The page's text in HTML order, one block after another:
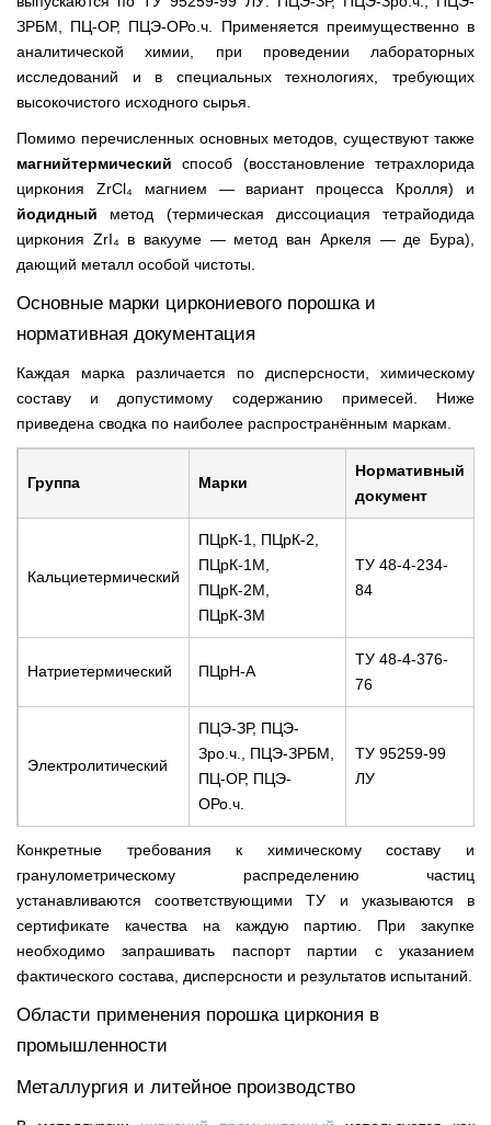
ЗРБМ, ПЦ-ОР, ПЦЭ-ОРо.ч. Применяется преимущественно в
аналитической химии, при проведении лабораторных
исследований и в специальных технологиях, требующих
высокочистого исходного сырья.
Помимо перечисленных основных методов, существуют также
магнийтермический способ (восстановление тетрахлорида
циркония ZrCl₄ магнием — вариант процесса Кролля) и
йодидный метод (термическая диссоциация тетрайодида
циркония ZrI₄ в вакууме — метод ван Аркеля — де Бура),
дающий металл особой чистоты.
Основные марки циркониевого порошка и
нормативная документация
Каждая марка различается по дисперсности, химическому
составу и допустимому содержанию примесей. Ниже
приведена сводка по наиболее распространённым маркам.
Группа Марки
Нормативный
документ
Кальциетермический
ПЦрК-1, ПЦрК-2,
ПЦрК-1М,
ПЦрК-2М,
ПЦрК-3М
ТУ 48-4-234-
84
Натриетермический ПЦрН-А
ТУ 48-4-376-
76
Электролитический
ПЦЭ-ЗР, ПЦЭ-
Зро.ч., ПЦЭ-ЗРБМ,
ПЦ-ОР, ПЦЭ-
ОРо.ч.
ТУ 95259-99
ЛУ
Конкретные требования к химическому составу и
гранулометрическому распределению частиц
устанавливаются соответствующими ТУ и указываются в
сертификате качества на каждую партию. При закупке
необходимо запрашивать паспорт партии с указанием
фактического состава, дисперсности и результатов испытаний.
Области применения порошка циркония в
промышленности
Металлургия и литейное производство